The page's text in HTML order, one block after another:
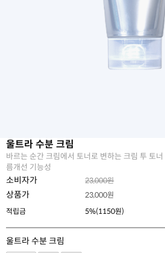
울트라 수분 크림
바르는 순간 크림에서 토너로 변하는 크림 투 토
름개선 기능성
소비자가 23,000원
상품가 23,000원
적립금
5%(1150원)
울트라 수분 크림